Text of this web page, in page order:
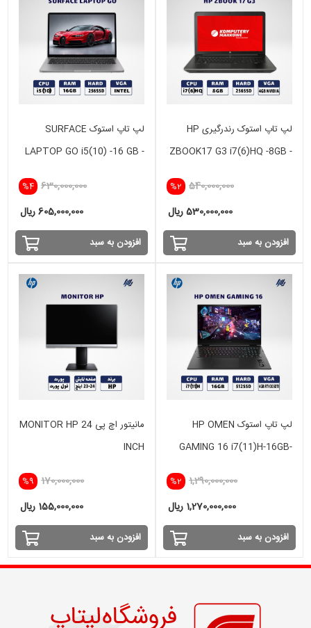
لپ تاپ استوک رندرگیری HP
ZBOOK17 G3 i7(6)HQ -8GB -
%2 540,000,000
530,000,000 ریال
افزودن به سبد
لپ تاپ استوک SURFACE
LAPTOP GO i5(10) -16 GB -
%4 630,000,000
605,000,000 ریال
افزودن به سبد
لپ تاپ استوک HP OMEN
GAMING 16 i7(11)H-16GB-
%2 1,290,000,000
1,270,000,000 ریال
افزودن به سبد
مانیتور اچ پی MONITOR HP 24
INCH
%9 170,000,000
155,000,000 ریال
افزودن به سبد